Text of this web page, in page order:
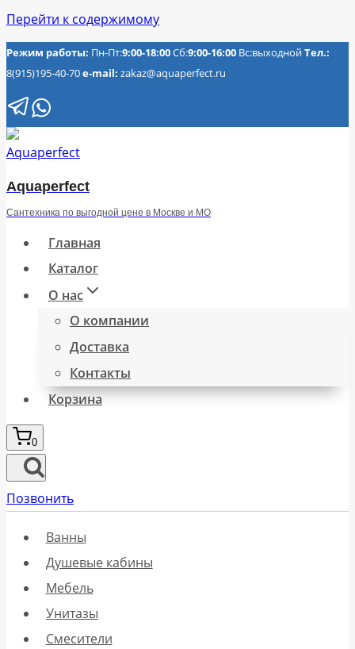
Перейти к содержимому
Режим работы: Пн-Пт:9:00-18:00Сб:9:00-16:00 Вс:выходнойТел.:
8(915)195-40-70e-mail: zakaz@aquaperfect.ru
Aquaperfect
Сантехника по выгодной цене в Москве и МО
Главная
Каталог
О нас
О компании
Доставка
Контакты
Корзина
0
Позвонить
Ванны
Душевые кабины
Мебель
Унитазы
Смесители